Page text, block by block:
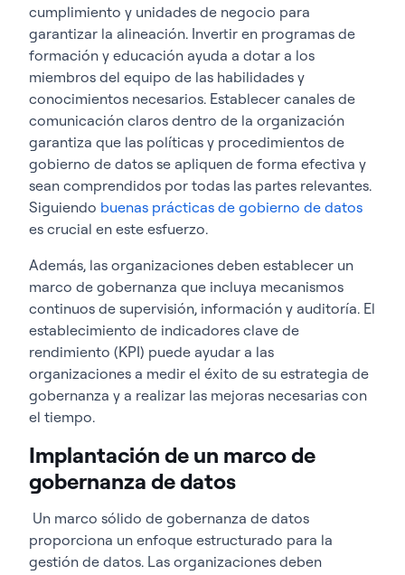
cumplimiento y unidades de negocio para
garantizar la alineación. Invertir en programas de
formación y educación ayuda a dotar a los
miembros del equipo de las habilidades y
conocimientos necesarios. Establecer canales de
comunicación claros dentro de la organización
garantiza que las políticas y procedimientos de
gobierno de datos se apliquen de forma efectiva y
sean comprendidos por todas las partes relevantes.
Siguiendo buenas prácticas de gobierno de datos
es crucial en este esfuerzo.
Además, las organizaciones deben establecer un
marco de gobernanza que incluya mecanismos
continuos de supervisión, información y auditoría. El
establecimiento de indicadores clave de
rendimiento (KPI) puede ayudar a las
organizaciones a medir el éxito de su estrategia de
gobernanza y a realizar las mejoras necesarias con
el tiempo.
Implantación de un marco de
gobernanza de datos
Un marco sólido de gobernanza de datos
proporciona un enfoque estructurado para la
gestión de datos. Las organizaciones deben